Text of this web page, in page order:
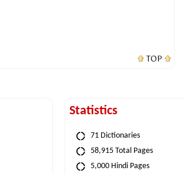
TOP
Statistics
71 Dictionaries
58,915 Total Pages
5,000 Hindi Pages